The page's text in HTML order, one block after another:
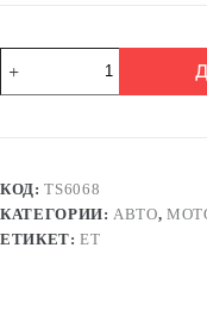
за
Електронен
5в1
мултифункционален
HS-
КОД:TS6068
КАТЕГОРИИ: АВТО,
ЕТИКЕТ:ЕТ